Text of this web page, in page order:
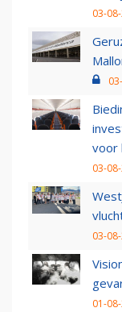
03-
voor
03-
03-
01-